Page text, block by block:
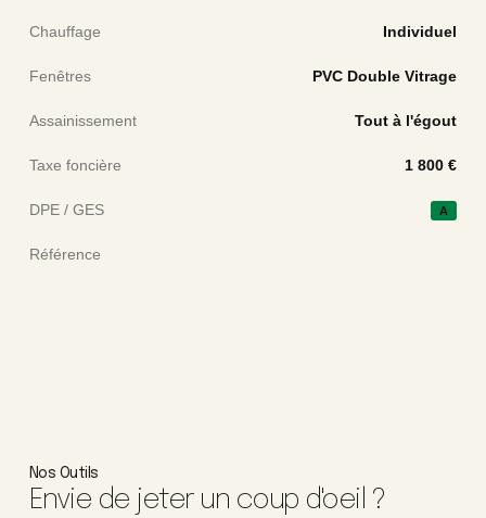
Chauffage Individuel
Fenêtres PVC Double Vitrage
Assainissement Tout à l'égout
Taxe foncière 1 800 €
DPE / GES A
Référence
Nos Outils
Envie de jeter un coup d'oeil ?